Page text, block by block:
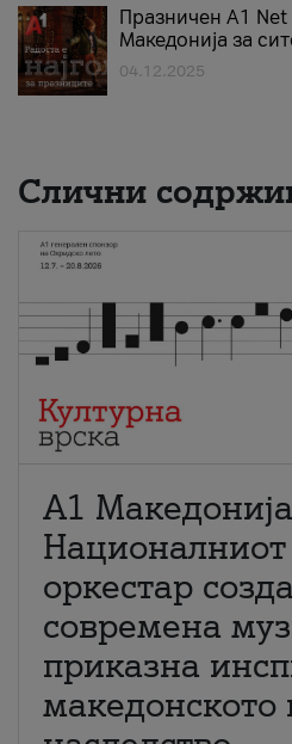
Празничен A1
Македонија за
04.12.2025
Слични
А1
Националниот
оркестар
современа
приказна
македонското